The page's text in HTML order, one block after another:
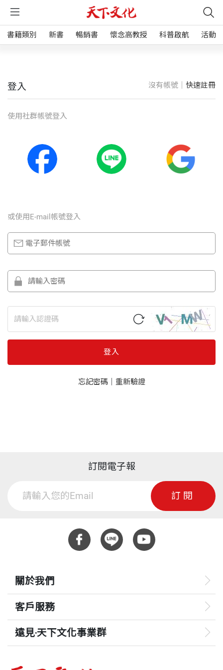
書籍類別 新書 暢銷書 懷念高教授 科普啟航 活動
登入 沒有帳號｜ 快速註冊
使⽤社群帳號登入
或使⽤E-mail帳號登入
登入
忘記密碼｜ 重新驗證
訂閱電子報
訂閱
關於我們
客戶服務
遠見‧天下文化事業群